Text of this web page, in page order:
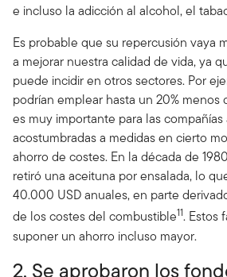
e incluso la adicción al alcohol, el
Es probable que su repercusión vaya
a mejorar nuestra calidad de vida, ya
puede incidir en otros sectores. Por
podrían emplear hasta un 20% menos
es muy importante para las compañías
acostumbradas a medidas en cierto
ahorro de costes. En la década de
retiró una aceituna por ensalada, lo
40.000 USD anuales, en parte
de los costes del combustible11. Estos
suponer un ahorro incluso mayor.
2. Se aprobaron los